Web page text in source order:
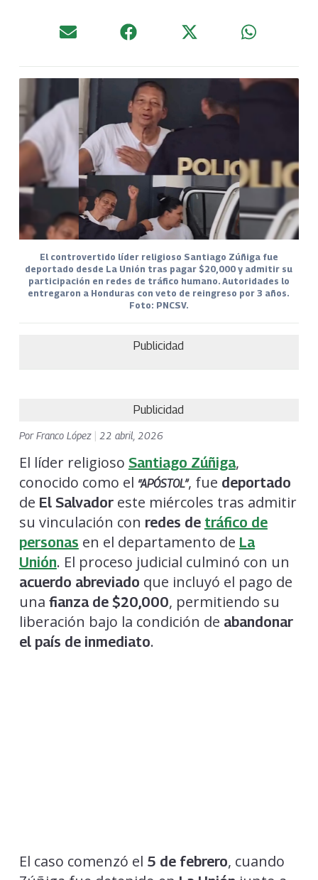
El controvertido líder religioso Santiago Zúñiga fue
deportado desde La Unión tras pagar $20,000 y admitir su
participación en redes de tráfico humano. Autoridades lo
entregaron a Honduras con veto de reingreso por 3 años.
Foto: PNCSV.
Publicidad
Publicidad
PorFranco López 22 abril, 2026
El líder religioso Santiago Zúñiga,
conocido como el “APÓSTOL”, fue deportado
de El Salvadoreste miércoles tras admitir
su vinculación con redes de tráfico de
personas en el departamento de La
Unión. El proceso judicial culminó con un
acuerdo abreviado que incluyó el pago de
una fianza de $20,000, permitiendo su
liberación bajo la condición de abandonar
el país de inmediato.
El caso comenzó el 5 de febrero, cuando